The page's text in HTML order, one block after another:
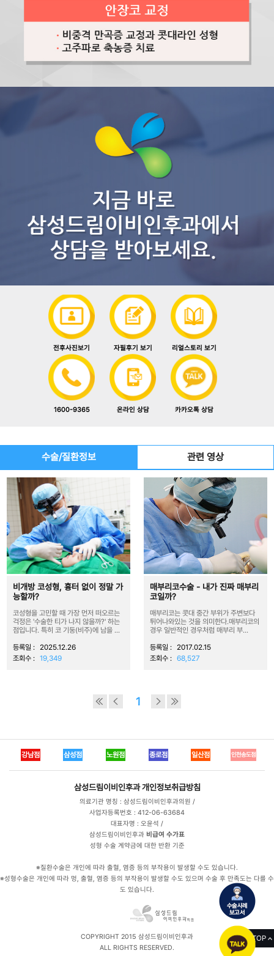
전후사진보기 자필후기 보기 리얼스토리 보기
1600-9365 온라인 상담 카카오톡 상담
수술/질환정보 관련 영상
비개방 코성형, 흉터 없이 정말 가
능할까?
코성형을 고민할 때 가장 먼저 떠오르는
걱정은 '수술한 티가 나지 않을까?' 하는
점입니다. 특히 코 기둥(비주)에 남을 ...
등록일 : 2025.12.26
조회수 : 19,349
매부리코수술 - 내가 진짜 매부리
코일까?
매부리코는 콧대 중간 부위가 주변보다
튀어나와있는 것을 의미한다.매부리코의
경우 일반적인 경우처럼 매부리 부...
등록일 : 2017.02.15
조회수 : 68,527
1
강남점 삼성점 노원점 종로점 일산점 인천송도점
삼성드림이비인후과 개인정보취급방침
의료기관 명칭 : 삼성드림이비인후과의원 /
사업자등록번호 : 412-06-63684
대표자명 : 오윤석 /
삼성드림이비인후과 비급여 수가표
성형 수술 계약금에 대한 반환 기준
※질환수술은 개인에 따라 출혈, 염증 등의 부작용이 발생할 수도 있습니다.
※성형수술은 개인에 따라 멍, 출혈, 염증 등의 부작용이 발생할 수도 있으며 수술 후 만족도는 다를 수
도 있습니다.
COPYRIGHT 2015 삼성드림이비인후과
ALL RIGHTS RESERVED.
TOP